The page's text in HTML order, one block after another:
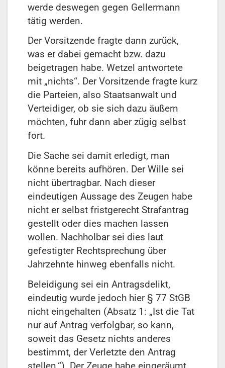
werde deswegen gegen Gellermann
tätig werden.
Der Vorsitzende fragte dann zurück,
was er dabei gemacht bzw. dazu
beigetragen habe. Wetzel antwortete
mit „nichts“. Der Vorsitzende fragte kurz
die Parteien, also Staatsanwalt und
Verteidiger, ob sie sich dazu äußern
möchten, fuhr dann aber zügig selbst
fort.
Die Sache sei damit erledigt, man
könne bereits aufhören. Der Wille sei
nicht übertragbar. Nach dieser
eindeutigen Aussage des Zeugen habe
nicht er selbst fristgerecht Strafantrag
gestellt oder dies machen lassen
wollen. Nachholbar sei dies laut
gefestigter Rechtsprechung über
Jahrzehnte hinweg ebenfalls nicht.
Beleidigung sei ein Antragsdelikt,
eindeutig wurde jedoch hier § 77 StGB
nicht eingehalten (Absatz 1: „Ist die Tat
nur auf Antrag verfolgbar, so kann,
soweit das Gesetz nichts anderes
bestimmt, der Verletzte den Antrag